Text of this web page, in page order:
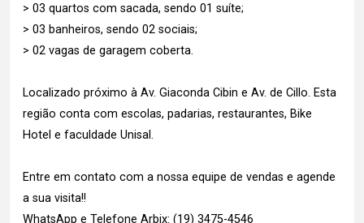
> 03 quartos com sacada, sendo 01 suíte;
> 03 banheiros, sendo 02 sociais;
> 02 vagas de garagem coberta.
Localizado próximo à Av. Giaconda Cibin e Av. de Cillo. Esta
região conta com escolas, padarias, restaurantes, Bike
Hotel e faculdade Unisal.
Entre em contato com a nossa equipe de vendas e agende
a sua visita!!
WhatsApp e Telefone Arbix: (19) 3475-4546